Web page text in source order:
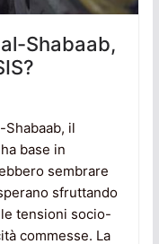
Shabaab,
il
base in
sembrare
sfruttando
tensioni socio-
commesse. La